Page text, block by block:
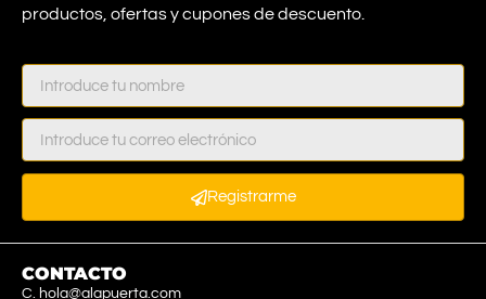
productos, ofertas y cupones de descuento.
Registrarme
CONTACTO
C. hola@alapuerta.com